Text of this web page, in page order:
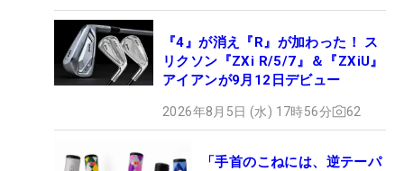
『4』が消え『R』が加わった！ ス
リクソン『ZXi R/5/7』＆『ZXiU』
アイアンが9月12日デビュー
2026年8月5日 (水) 17時56分 62
「手首のこねには、逆テーパ